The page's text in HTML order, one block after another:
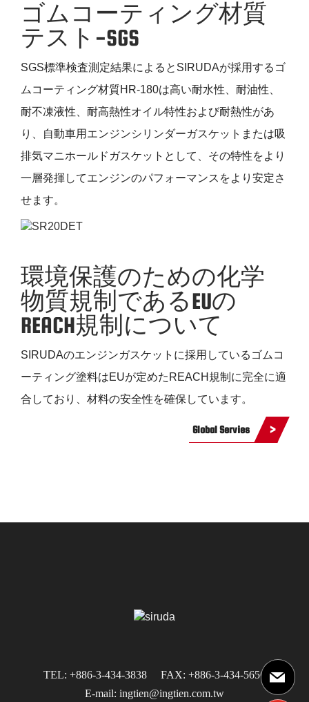
ゴムコーティング材質
テスト-SGS
SGS標準検査測定結果によるとSIRUDAが採用するゴ
ムコーティング材質HR-180は高い耐水性、耐油性、
耐不凍液性、耐高熱性オイル特性および耐熱性があ
り、自動車用エンジンシリンダーガスケットまたは吸
排気マニホールドガスケットとして、その特性をより
一層発揮してエンジンのパフォーマンスをより安定さ
せます。
環境保護のための化学
物質規制であるEUの
REACH規制について
SIRUDAのエンジンガスケットに採用しているゴムコ
ーティング塗料はEUが定めたREACH規制に完全に適
合しており、材料の安全性を確保しています。
Global Servies
TEL: +886-3-434-3838
FAX: +886-3-434-5656
E-mail: ingtien@ingtien.com.tw